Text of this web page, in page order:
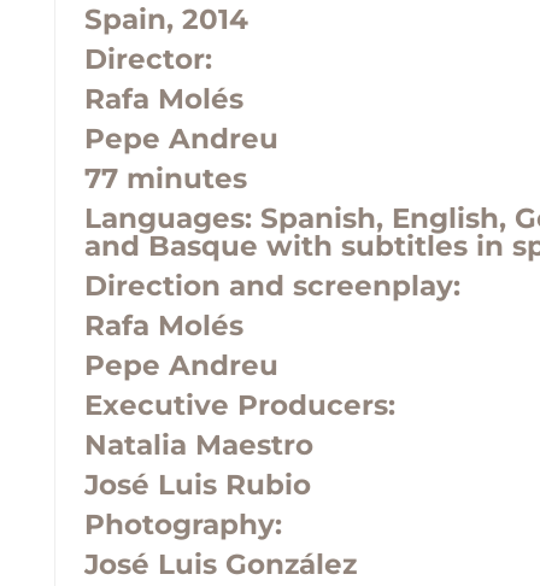
Spain, 2014
Director:
Rafa Molés
Pepe Andreu
77 minutes
Languages: Spanish, English,
and Basque with subtitles in
Direction and screenplay:
Rafa Molés
Pepe Andreu
Executive Producers:
Natalia Maestro
José Luis Rubio
Photography:
José Luis González